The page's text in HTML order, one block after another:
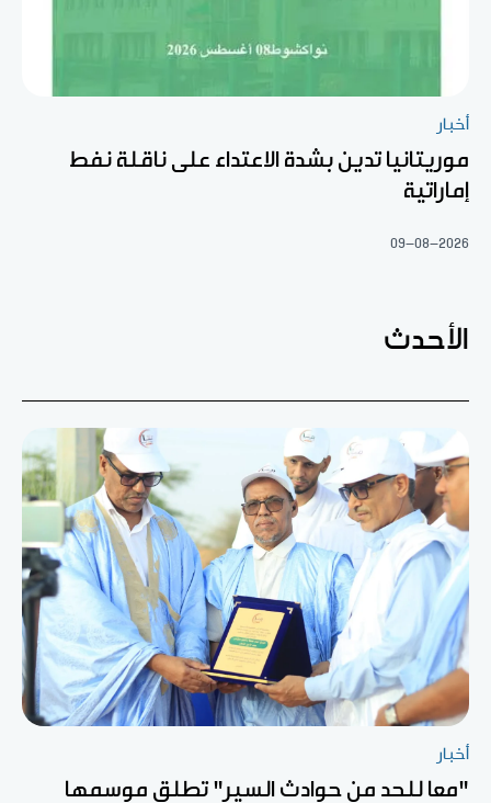
أخبار
موريتانيا تدين بشدة الاعتداء على ناقلة نفط
إماراتية
09-08-2026
الأحدث
أخبار
"معا للحد من حوادث السير" تطلق موسمها